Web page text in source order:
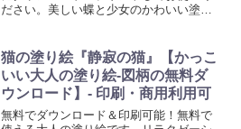
ださい。美しい蝶と少女のかわいい塗り
します。日々のストレスを解放し、美し
いアート作品を創り出すことで、心の平
和を見つけてください。
猫の塗り絵『静寂の猫』【かっこ
いい大人の塗り絵-図柄の無料ダ
ウンロード】- 印刷・商用利用可
無料でダウンロード＆印刷可能！無料で